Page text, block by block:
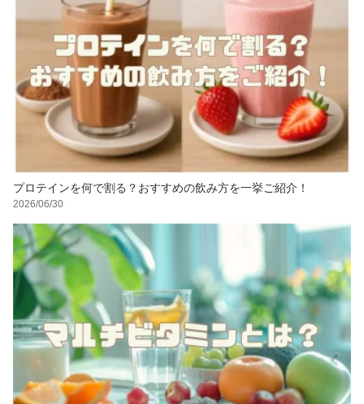
プロテインを何で割る？おすすめの飲み方を一挙ご紹介！
2026/06/30